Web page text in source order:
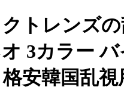
トレンズ
オ 3カラー
安韓国乱